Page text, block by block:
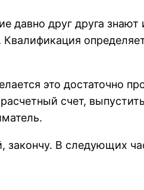
друг друга знают
это достаточно
счет,
закончу. В следующих